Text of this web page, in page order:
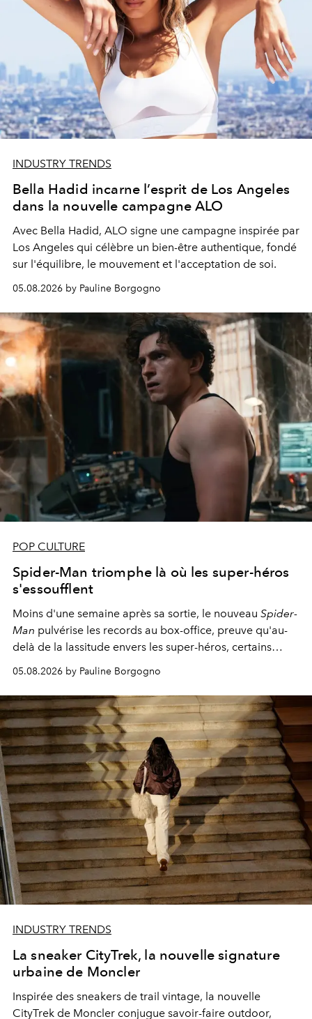
INDUSTRY TRENDS
Bella Hadid incarne l’esprit de Los Angeles
dans la nouvelle campagne ALO
Avec Bella Hadid, ALO signe une campagne inspirée par
Los Angeles qui célèbre un bien-être authentique, fondé
sur l'équilibre, le mouvement et l'acceptation de soi.
05.08.2026 by Pauline Borgogno
POP CULTURE
Spider-Man triomphe là où les super-héros
s'essoufflent
Moins d'une semaine après sa sortie, le nouveau Spider-
Man pulvérise les records au box-office, preuve qu'au-
delà de la lassitude envers les super-héros, certains
personnages continuent de susciter une ferveur intacte.
05.08.2026 by Pauline Borgogno
INDUSTRY TRENDS
La sneaker CityTrek, la nouvelle signature
urbaine de Moncler
Inspirée des sneakers de trail vintage, la nouvelle
CityTrek de Moncler conjugue savoir-faire outdoor,